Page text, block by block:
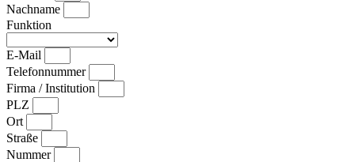
Nachname
Funktion
E-Mail
Telefonnummer
Firma / Institution
PLZ
Ort
Straße
Nummer